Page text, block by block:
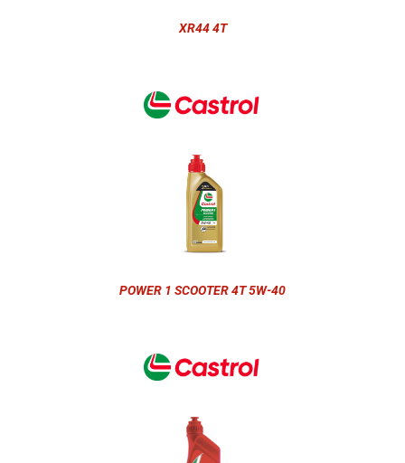
XR44 4T
POWER 1 SCOOTER 4T 5W-40